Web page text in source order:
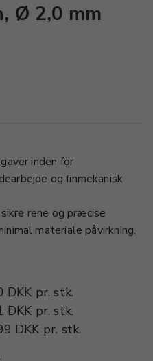
Ø 2,0 mm
inden for
og finmekanisk
rene og præcise
materiale påvirkning.
DKK pr.stk.
DKK pr.stk.
DKK pr. stk.